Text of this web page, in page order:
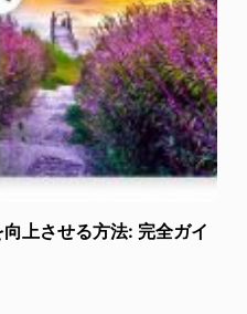
上させる方法: 完全ガイ